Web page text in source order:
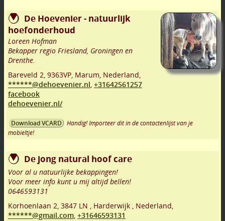
De Hoevenier - natuurlijk
hoefonderhoud
Loreen Hofman
Bekapper regio Friesland, Groningen en
Drenthe.
Bareveld 2, 9363VP, Marum, Nederland,
******@dehoevenier.nl, +31642561257
facebook
dehoevenier.nl/
Download VCARD
Handig! Importeer dit in de contactenlijst van je
mobieltje!
De jong natural hoof care
Voor al u natuurlijke bekappingen!
Voor meer info kunt u mij altijd bellen!
0646593131
Korhoenlaan 2, 3847 LN , Harderwijk , Nederland,
******@gmail.com, +31646593131